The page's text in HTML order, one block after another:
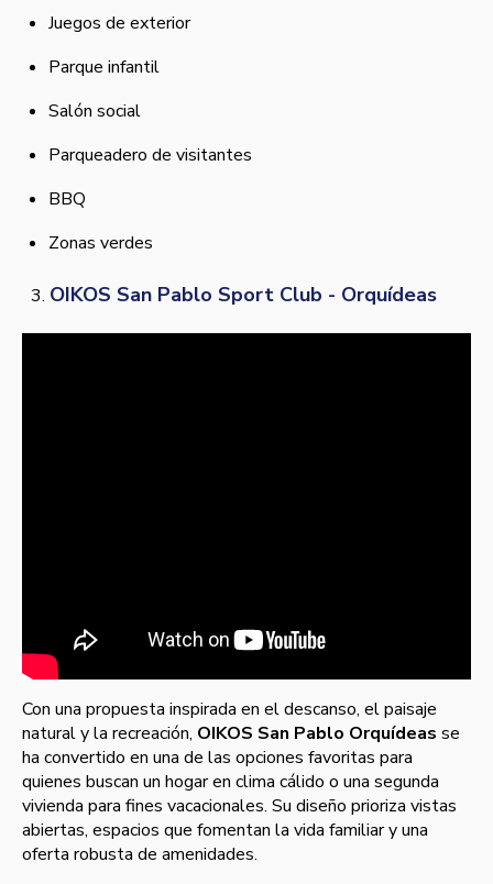
Juegos de exterior
Parque infantil
Salón social
Parqueadero de visitantes
BBQ
Zonas verdes
OIKOS San Pablo Sport Club - Orquídeas
Con una propuesta inspirada en el descanso, el paisaje
natural y la recreación, OIKOS San Pablo Orquídeas se
ha convertido en una de las opciones favoritas para
quienes buscan un hogar en clima cálido o una segunda
vivienda para fines vacacionales. Su diseño prioriza vistas
abiertas, espacios que fomentan la vida familiar y una
oferta robusta de amenidades.